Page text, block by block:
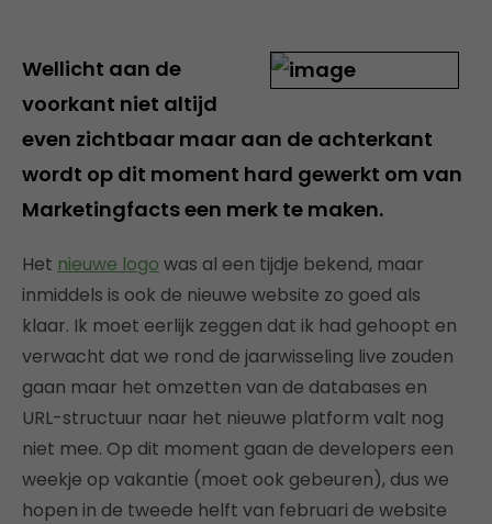
Wellicht aan de
voorkant niet altijd
even zichtbaar maar aan de achterkant
wordt op dit moment hard gewerkt om van
Marketingfacts een merk te maken.
Het nieuwe logo was al een tijdje bekend, maar
inmiddels is ook de nieuwe website zo goed als
klaar. Ik moet eerlijk zeggen dat ik had gehoopt en
verwacht dat we rond de jaarwisseling live zouden
gaan maar het omzetten van de databases en
URL-structuur naar het nieuwe platform valt nog
niet mee. Op dit moment gaan de developers een
weekje op vakantie (moet ook gebeuren), dus we
hopen in de tweede helft van februari de website